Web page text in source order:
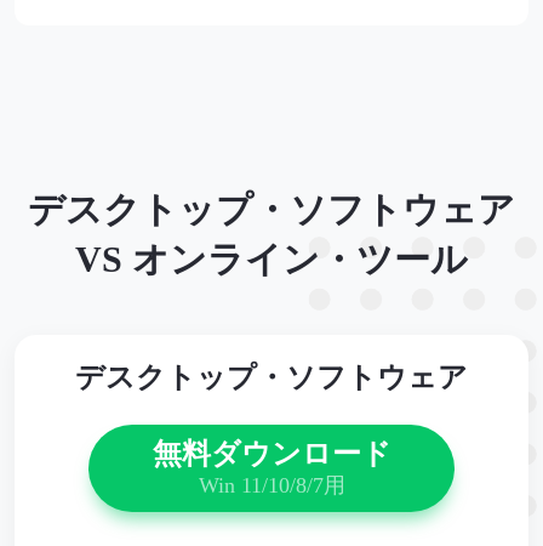
デスクトップ・ソフトウェア
VS オンライン・ツール
デスクトップ・ソフトウェア
無料ダウンロード
Win 11/10/8/7用